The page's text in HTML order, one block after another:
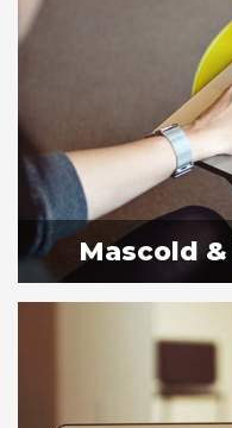
Mascold